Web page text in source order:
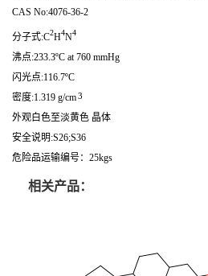
CAS No:4076-36-2
分子式:C2H4N4
沸点:233.3ºC at 760 mmHg
闪光点:116.7ºC
密度:1.319 g/cm3
外观白色至淡黄色 晶体
安全说明:S26;S36
危险品运输编号：25kgs
相关产品：